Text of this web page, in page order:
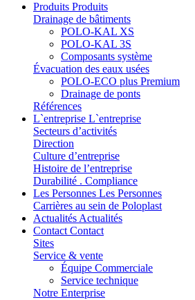
Produits Produits
Drainage de bâtiments
POLO-KAL XS
POLO-KAL 3S
Composants système
Évacuation des eaux usées
POLO-ECO plus Premium
Drainage de ponts
Références
L`entreprise L`entreprise
Secteurs d’activités
Direction
Culture d’entreprise
Histoire de l’entreprise
Durabilité . Compliance
Les Personnes Les Personnes
Carrières au sein de Poloplast
Actualités Actualités
Contact Contact
Sites
Service & vente
Équipe Commerciale
Service technique
Notre Enterprise